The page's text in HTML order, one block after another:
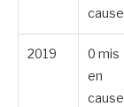
cause
2019
0 mis
en
cause